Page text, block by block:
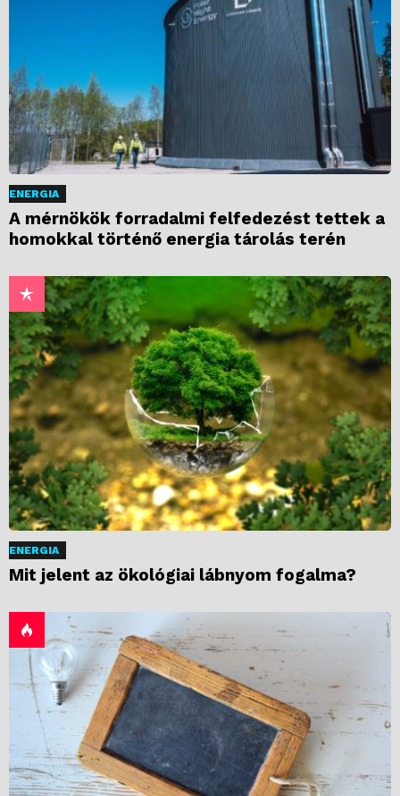
ENERGIA
A mérnökök forradalmi felfedezést tettek a
homokkal történő energia tárolás terén
ENERGIA
Mit jelent az ökológiai lábnyom fogalma?